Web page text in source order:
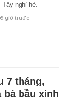
nghỉ hè.
6 giờ trước
7 tháng,
bà bầu xinh